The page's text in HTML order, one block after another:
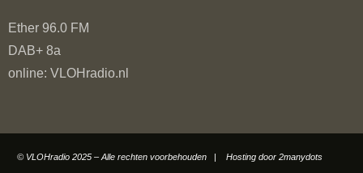
Ether 96.0 FM
DAB+ 8a
online: VLOHradio.nl
© VLOHradio 2025 – Alle rechten voorbehouden | Hosting door 2manydots